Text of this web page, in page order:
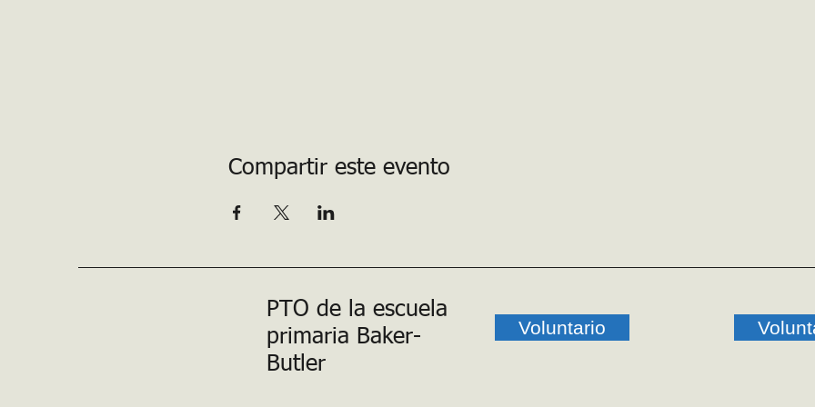
Compartir este evento
PTO de la escuela
primaria Baker-
Butler
Voluntario